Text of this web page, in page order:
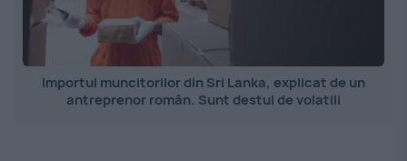
Importul muncitorilor din Sri Lanka, explicat de un
antreprenor român. Sunt destul de volatili